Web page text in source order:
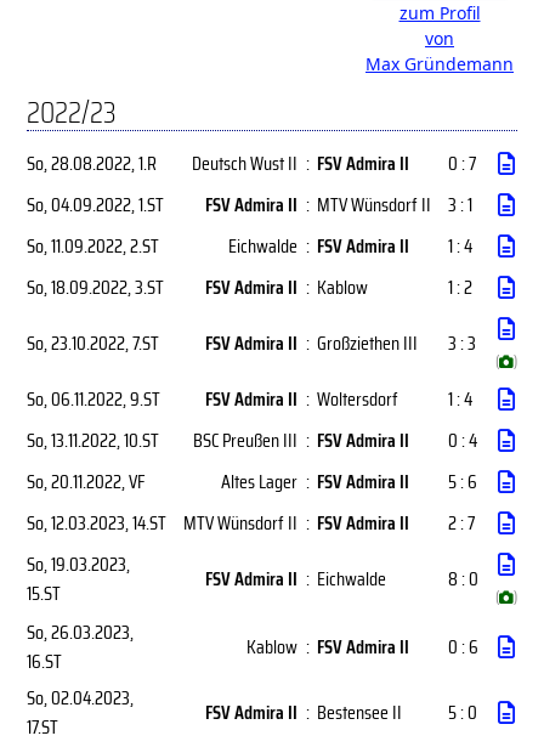
zum Profil
von
Max Gründemann
2022/23
So, 28.08.2022, 1.R Deutsch Wust II : FSV Admira II
0 : 7
So, 04.09.2022, 1.ST FSV Admira II : MTV Wünsdorf II 3 : 1
So, 11.09.2022, 2.ST Eichwalde : FSV Admira II
1 : 4
So, 18.09.2022, 3.ST FSV Admira II : Kablow
1 : 2
So, 23.10.2022, 7.ST FSV Admira II : Großziethen III 3 : 3
( )
So, 06.11.2022, 9.ST FSV Admira II : Woltersdorf
1 : 4
So, 13.11.2022, 10.ST BSC Preußen III : FSV Admira II
0 : 4
So, 20.11.2022, VF Altes Lager : FSV Admira II
5 : 6
So, 12.03.2023, 14.ST MTV Wünsdorf II : FSV Admira II
2 : 7
So, 19.03.2023,
15.ST
FSV Admira II : Eichwalde 8 : 0
( )
So, 26.03.2023,
16.ST
Kablow : FSV Admira II
0 : 6
So, 02.04.2023,
17.ST
FSV Admira II : Bestensee II
5 : 0